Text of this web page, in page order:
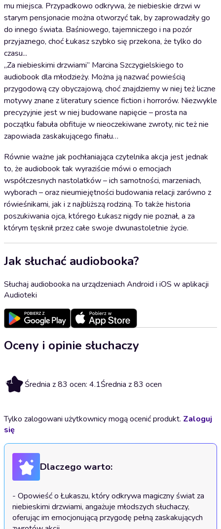
mu miejsca. Przypadkowo odkrywa, że niebieskie drzwi w
starym pensjonacie można otworzyć tak, by zaprowadziły go
do innego świata. Baśniowego, tajemniczego i na pozór
przyjaznego, choć Łukasz szybko się przekona, że tylko do
czasu...
„Za niebieskimi drzwiami” Marcina Szczygielskiego to
audiobook dla młodzieży. Można ją nazwać powieścią
przygodową czy obyczajową, choć znajdziemy w niej też liczne
motywy znane z literatury science fiction i horrorów. Niezwykle
precyzyjnie jest w niej budowane napięcie – prosta na
początku fabuła obfituje w nieoczekiwane zwroty, nic też nie
zapowiada zaskakującego finału…
Równie ważne jak pochłaniająca czytelnika akcja jest jednak
to, że audiobook tak wyraziście mówi o emocjach
współczesnych nastolatków – ich samotności, marzeniach,
wyborach – oraz nieumiejętności budowania relacji zarówno z
rówieśnikami, jak i z najbliższą rodziną. To także historia
poszukiwania ojca, którego Łukasz nigdy nie poznał, a za
którym tęsknił przez całe swoje dwunastoletnie życie.
Jak słuchać audiobooka?
Słuchaj audiobooka na urządzeniach Android i iOS w aplikacji
Audioteki
Oceny i opinie słuchaczy
4.1 Średnia z 83 ocen: 4.1Średnia z 83 ocen
Tylko zalogowani użytkownicy mogą ocenić produkt. Zaloguj
się
Dlaczego warto:
- Opowieść o Łukaszu, który odkrywa magiczny świat za
niebieskimi drzwiami, angażuje młodszych słuchaczy,
oferując im emocjonującą przygodę pełną zaskakujących